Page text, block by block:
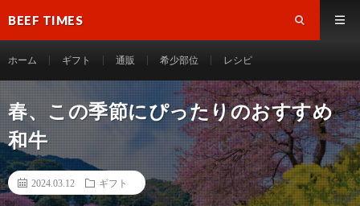
BEEF TIMES
ホーム ギフト 通販 希少部位 レシピ
春、この季節にぴったりのおすすめ
和牛
2024.03.12 ギフト